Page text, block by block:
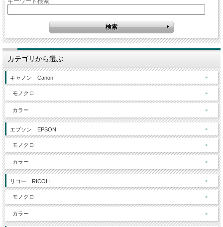
カテゴリから選ぶ
キャノン Canon
モノクロ
カラー
エプソン EPSON
モノクロ
カラー
リコー RICOH
モノクロ
カラー